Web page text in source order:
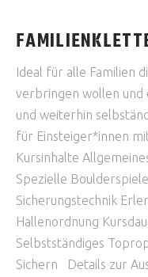
Ideal für alle Familien
verbringen wollen
und weiterhin
für Einsteiger*innen
Kursinhalte
Spezielle
Sicherungstechnik
Hallenordnung
Selbstständiges
Sichern Details zur